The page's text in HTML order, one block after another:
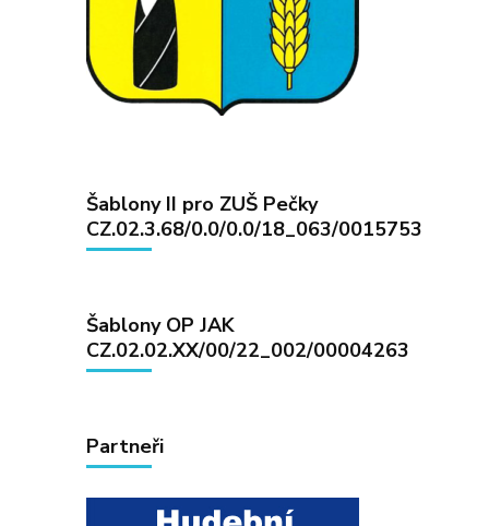
Šablony II pro ZUŠ Pečky
CZ.02.3.68/0.0/0.0/18_063/0015753
Šablony OP JAK
CZ.02.02.XX/00/22_002/00004263
Partneři